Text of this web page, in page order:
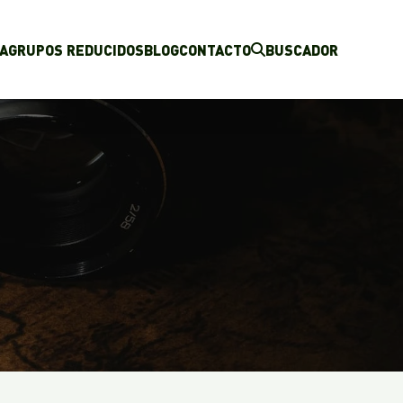
GRUPOS REDUCIDOSBLOGCONTACTO BUSCADOR